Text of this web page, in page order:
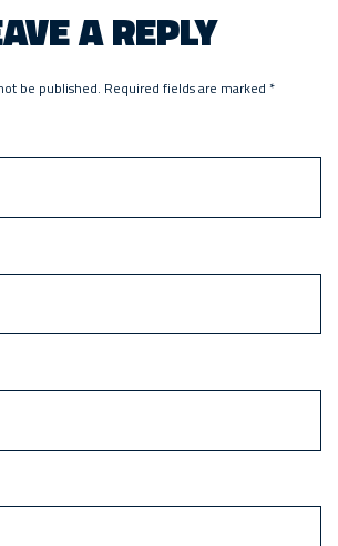
A REPLY
be published. Required fields are marked *